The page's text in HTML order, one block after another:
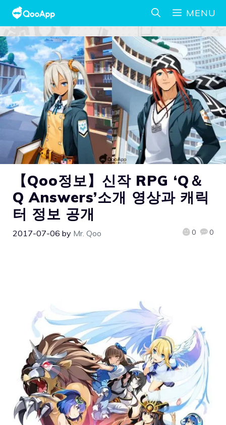
MENU
【Qoo정보】신작 RPG ‘Q＆
Q Answers’소개 영상과 캐릭
터 정보 공개
2017-07-06 by Mr. Qoo 0 0